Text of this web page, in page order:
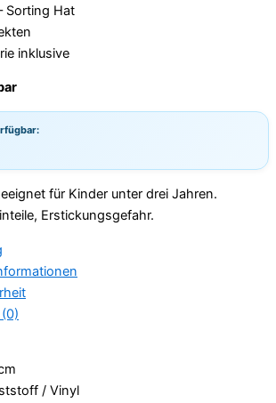
Sorting Hat
inklusive
für Kinder unter drei Jahren.
Erstickungsgefahr.
/ Vinyl